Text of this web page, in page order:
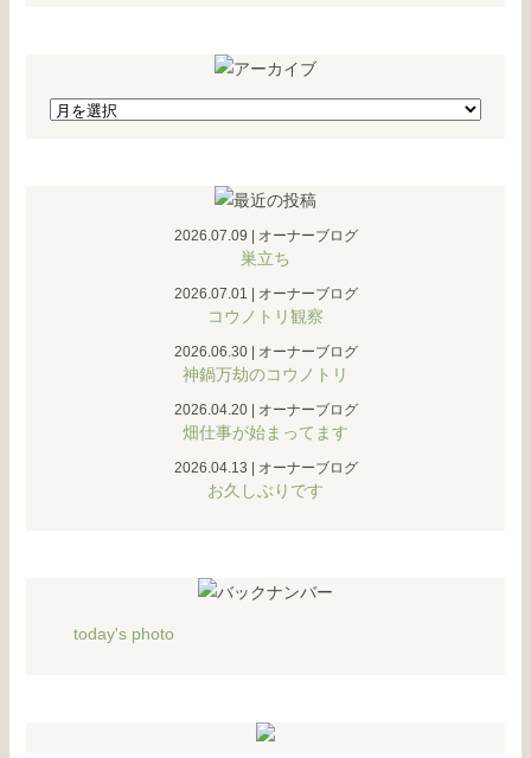
2026.07.09 オーナーブログ
巣立ち
2026.07.01 オーナーブログ
コウノトリ観察
2026.06.30| オーナーブログ
神鍋万劫のコウノトリ
2026.04.20| オーナーブログ
畑仕事が始まってます
2026.04.13 オーナーブログ
お久しぶりです
today's photo